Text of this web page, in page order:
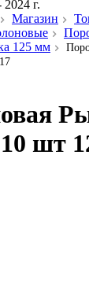
г.
Магазин
125 мм
шт